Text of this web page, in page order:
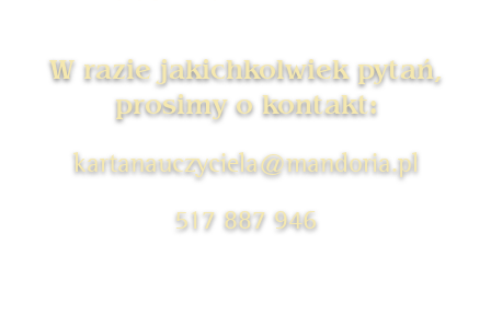
W razie jakichkolwiek pytań,
prosimy o kontakt:
kartanauczyciela@mandoria.pl
517 887 946